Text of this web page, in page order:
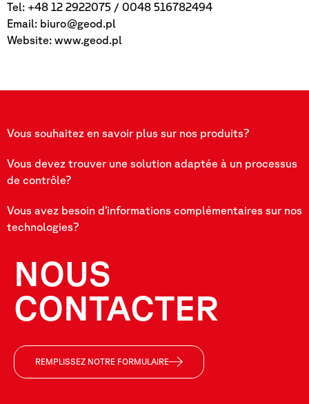
Tel: +48 12 2922075 / 0048 516782494
Email: biuro@geod.pl
Website: www.geod.pl
Vous souhaitez en savoir plus sur nos produits?
Vous devez trouver une solution adaptée à un processus
de contrôle?
Vous avez besoin d’informations complémentaires sur nos
technologies?
NOUS
CONTACTER
REMPLISSEZ NOTRE FORMULAIRE